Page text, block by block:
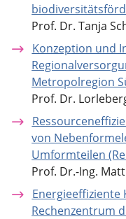
Prof. Dr. Tanja
Konzeption und
Metropolregion
Prof. Dr.
von
Umformteilen
Prof. Dr.-Ing.
Energieeffiziente
Rechenzentrum